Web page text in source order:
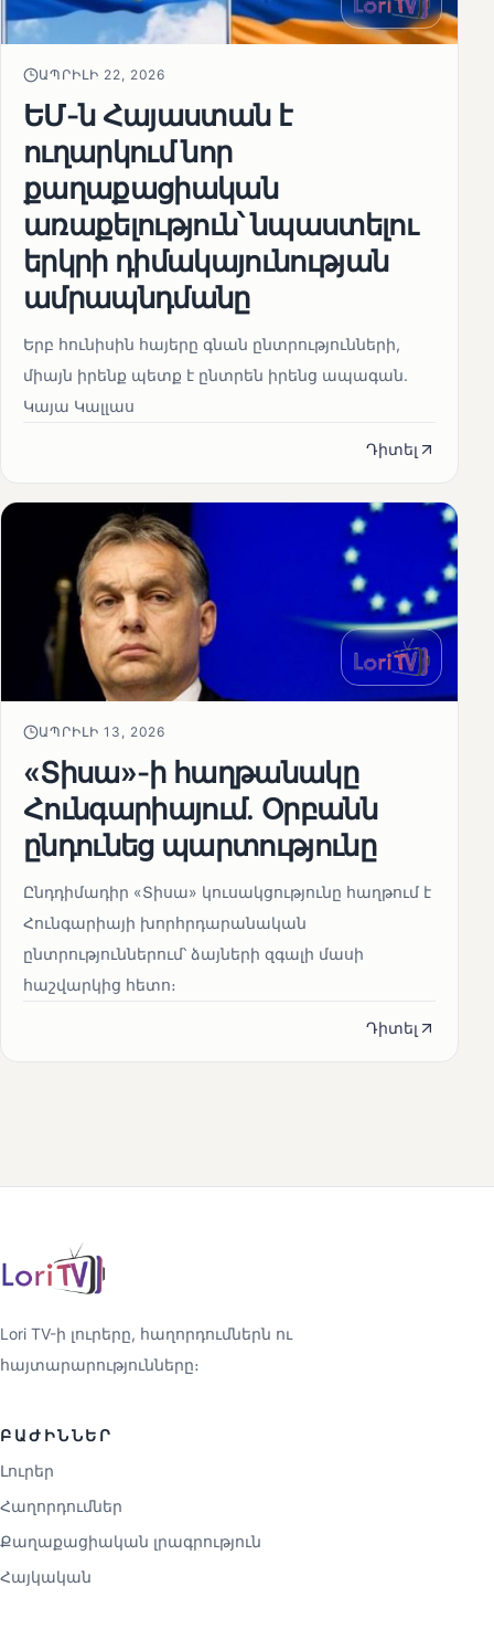
ԱՊՐԻԼԻ 22, 2026
ԵՄ-ն Հայաստան է
ուղարկում նոր
քաղաքացիական
առաքելություն՝ նպաստելու
երկրի դիմակայունության
ամրապնդմանը
Երբ հունիսին հայերը գնան ընտրությունների,
միայն իրենք պետք է ընտրեն իրենց ապագան.
Կայա Կալլաս
Դիտել
ԱՊՐԻԼԻ 13, 2026
«Տիսա»-ի հաղթանակը
Հունգարիայում․ Օրբանն
ընդունեց պարտությունը
Ընդդիմադիր «Տիսա» կուսակցությունը հաղթում է
Հունգարիայի խորհրդարանական
ընտրություններում՝ ձայների զգալի մասի
հաշվարկից հետո։
Դիտել
Lori TV-ի լուրերը, հաղորդումներն ու
հայտարարությունները։
ԲԱԺԻՆՆԵՐ
Լուրեր
Հաղորդումներ
Քաղաքացիական լրագրություն
Հայկական